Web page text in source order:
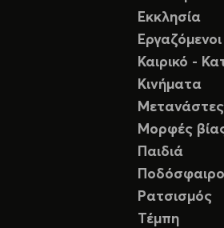
Εκκλησία
Εργαζόμενοι
Καιρικό -
Κινήματα
Μορφές
Παιδιά
Ποδόσφαιρο
Ρατσισμός
Τέμπη